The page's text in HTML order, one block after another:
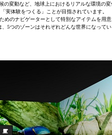
変動など、地球上におけるリアルな環境の
実体験をつくる」ことが目指されています。
のナビゲーターとして特別なアイテムを用
5つのゾーンはそれぞれどんな世界になってい